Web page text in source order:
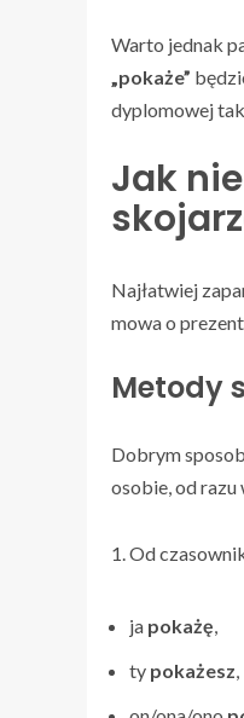
Warto jednak
„pokaże”
dyplomowej
Jak
Najłatwiej
mowa o
Metody
Dobrym
osobie, od razu
1. Od
ja pokażę
ty pokażesz